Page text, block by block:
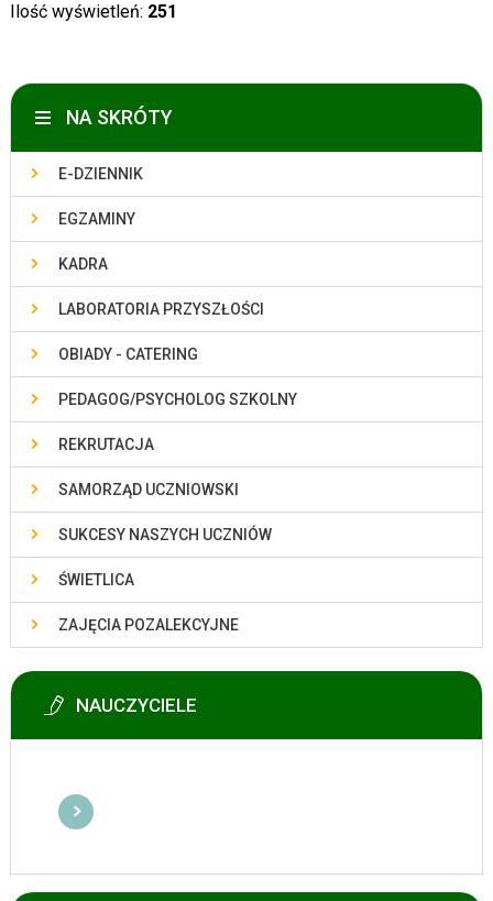
Ilość wyświetleń: 251
NA SKRÓTY
E-DZIENNIK
EGZAMINY
KADRA
LABORATORIA PRZYSZŁOŚCI
OBIADY - CATERING
PEDAGOG/PSYCHOLOG SZKOLNY
REKRUTACJA
SAMORZĄD UCZNIOWSKI
SUKCESY NASZYCH UCZNIÓW
ŚWIETLICA
ZAJĘCIA POZALEKCYJNE
NAUCZYCIELE